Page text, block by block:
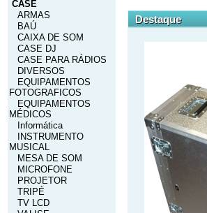
CASE
ARMAS
BAÚ
CAIXA DE SOM
CASE DJ
CASE PARA RÁDIOS
DIVERSOS
EQUIPAMENTOS
FOTOGRAFICOS
EQUIPAMENTOS
MÉDICOS
Informática
INSTRUMENTO
MUSICAL
MESA DE SOM
MICROFONE
PROJETOR
TRIPÉ
TV LCD
Destaque